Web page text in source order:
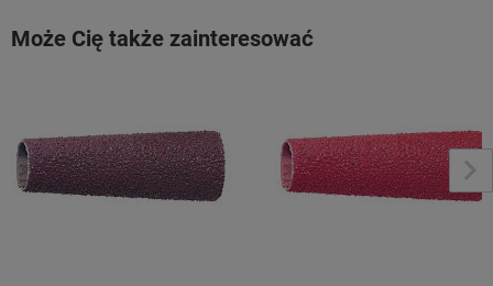
Może Cię także zainteresować